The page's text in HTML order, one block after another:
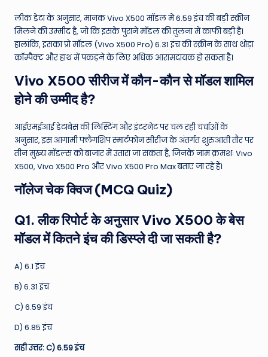
लीक डेटा के अनुसार, मानक Vivo X500 मॉडल में 6.59 इंच की बड़ी स्क्रीन
मिलने की उम्मीद है, जो कि इसके पुराने मॉडल की तुलना में काफी बड़ी है।
हालांकि, इसका प्रो मॉडल (Vivo X500 Pro) 6.31 इंच की स्क्रीन के साथ थोड़ा
कॉम्पैक्ट और हाथ में पकड़ने के लिए अधिक आरामदायक हो सकता है।
Vivo X500 सीरीज में कौन-कौन से मॉडल शामिल
होने की उम्मीद है?
आईएमईआई डेटाबेस की लिस्टिंग और इंटरनेट पर चल रही चर्चाओं के
अनुसार, इस आगामी फ्लैगशिप स्मार्टफोन सीरीज के अंतर्गत शुरुआती तौर पर
तीन मुख्य मॉडल्स को बाजार में उतारा जा सकता है, जिनके नाम क्रमशः Vivo
X500, Vivo X500 Pro और Vivo X500 Pro Max बताए जा रहे हैं।
नॉलेज चेक क्विज (MCQ Quiz)
Q1. लीक रिपोर्ट के अनुसार Vivo X500 के बेस
मॉडल में कितने इंच की डिस्प्ले दी जा सकती है?
A) 6.1 इंच
B) 6.31 इंच
C) 6.59 इंच
D) 6.85 इंच
सही उत्तर: C) 6.59 इंच